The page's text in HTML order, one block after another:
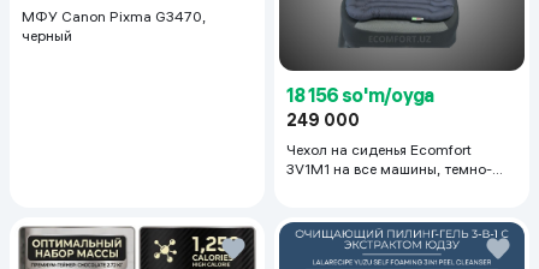
МФУ Canon Pixma G3470,
черный
18 156 so'm/oyga
249 000
Чехол на сиденья Ecomfort
3V1M1 на все машины, темно-